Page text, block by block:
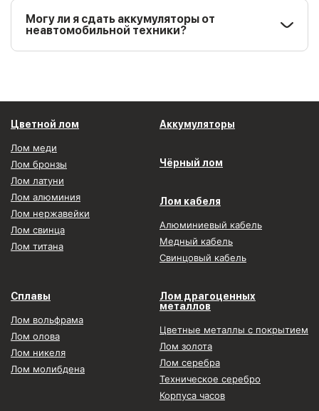
Могу ли я сдать аккумуляторы от
неавтомобильной техники?
Цветной лом
Лом меди
Лом бронзы
Лом латуни
Лом алюминия
Лом нержавейки
Лом свинца
Лом титана
Аккумуляторы
Чёрный лом
Лом кабеля
Алюминиевый кабель
Медный кабель
Свинцовый кабель
Сплавы
Лом вольфрама
Лом олова
Лом никеля
Лом молибдена
Лом драгоценных
металлов
Цветные металлы с покрытием
Лом золота
Лом серебра
Техническое серебро
Корпуса часов